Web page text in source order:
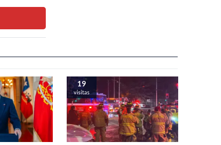
19
visitas